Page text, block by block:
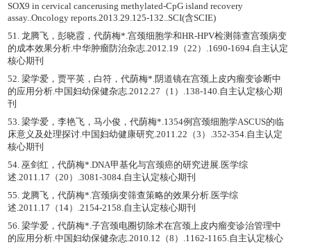
SOX9 in cervical cancerusing methylated-CpG island recovery
assay..Oncology reports.2013.29.125-132..SCI(含SCIE)
51. 龙腾飞，彭晓霞，代荫梅*.宫颈细胞学和HR-HPV检测筛查宫颈病变
的成本效果分析.中华肿瘤防治杂志.2012.19（22）.1690-1694.自主认定
核心期刊
52. 梁学爱，贾平英，白符，代荫梅*.阴道镜在宫颈上皮内瘤变诊断中
的应用分析.中国妇幼保健杂志.2012.27（1）.138-140.自主认定核心期
刊
53. 梁学爱，李艳飞，马小俊，代荫梅*.1354例宫颈细胞学ASCUS的临
床意义及处理探讨.中国妇幼健康研究.2011.22（3）.352-354.自主认定
核心期刊
54. 巫剑红，代荫梅*.DNA甲基化与宫颈癌的研究进展.医学综
述.2011.17（20）.3081-3084.自主认定核心期刊
55. 龙腾飞，代荫梅*.宫颈病变筛查策略的效果分析.医学综
述.2011.17（14）.2154-2158.自主认定核心期刊
56. 梁学爱，代荫梅*.子宫颈电圈切除术在宫颈上皮内瘤变诊治管理中
的应用分析.中国妇幼保健杂志.2010.12（8）.1162-1165.自主认定核心